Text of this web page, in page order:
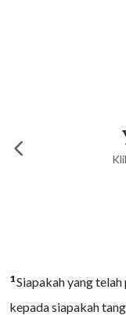
1Siapakah yang
kepada siapakah